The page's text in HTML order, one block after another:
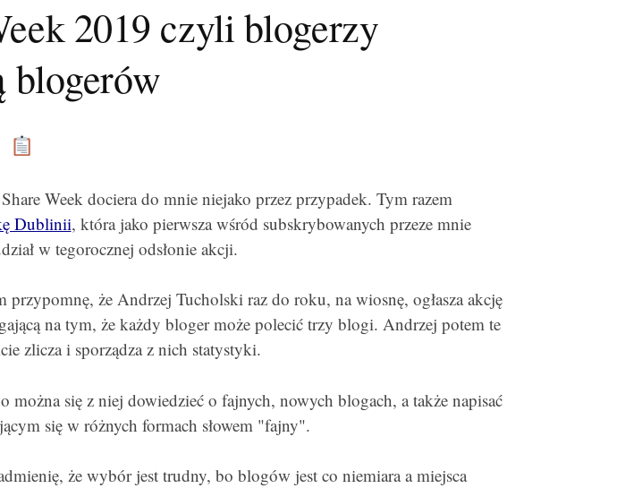
2019 czyli blogerzy
blogerów
Week dociera do mnie niejako przez przypadek. Tym razem
Dublinii, która jako pierwsza wśród subskrybowanych przeze mnie
w tegorocznej odsłonie akcji.
przypomnę, że Andrzej Tucholski raz do roku, na wiosnę, ogłasza akcję
na tym, że każdy bloger może polecić trzy blogi. Andrzej potem te
zlicza i sporządza z nich statystyki.
można się z niej dowiedzieć o fajnych, nowych blogach, a także napisać
się w różnych formach słowem "fajny".
że wybór jest trudny, bo blogów jest co niemiara a miejsca